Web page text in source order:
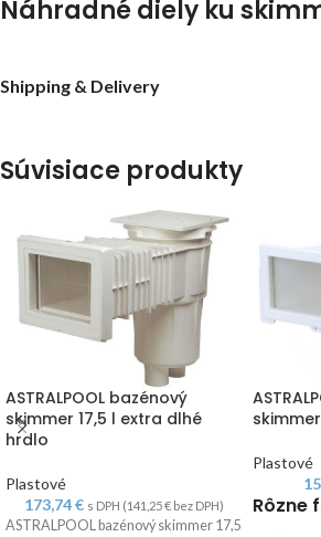
Náhradné diely ku
Shipping & Delivery
Súvisiace produkty
ASTRALPOOL bazénový
skimmer 17,5 l extra dlhé
hrdlo
Plastové
173,74€ s DPH (141,25€bez DPH)
ASTRALPOOL bazénový skimmer 17,5
Plastové
Rôzne